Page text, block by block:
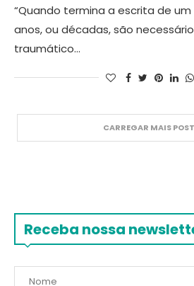
“Quando termina a escrita de
anos, ou décadas, são
traumático…
CARREGAR MAIS
Receba nossa